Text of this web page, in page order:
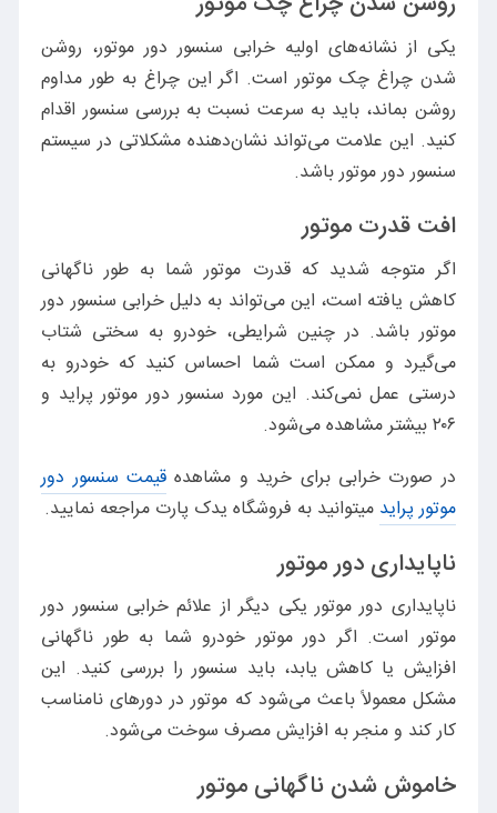
یکی از نشانه‌های اولیه خرابی سنسور دور موتور، روشن
شدن چراغ چک موتور است. اگر این چراغ به طور مداوم
روشن بماند، باید به سرعت نسبت به بررسی سنسور اقدام
کنید. این علامت می‌تواند نشان‌دهنده مشکلاتی در سیستم
سنسور دور موتور باشد.
افت قدرت موتور
اگر متوجه شدید که قدرت موتور شما به طور ناگهانی
کاهش یافته است، این می‌تواند به دلیل خرابی سنسور دور
موتور باشد. در چنین شرایطی، خودرو به سختی شتاب
می‌گیرد و ممکن است شما احساس کنید که خودرو به
درستی عمل نمی‌کند. این مورد سنسور دور موتور پراید و
۲۰۶ بیشتر مشاهده می‌شود.
در صورت خرابی برای خرید و مشاهده قیمت سنسور دور
موتور پراید میتوانید به فروشگاه یدک پارت مراجعه نمایید.
ناپایداری دور موتور
ناپایداری دور موتور یکی دیگر از علائم خرابی سنسور دور
موتور است. اگر دور موتور خودرو شما به طور ناگهانی
افزایش یا کاهش یابد، باید سنسور را بررسی کنید. این
مشکل معمولاً باعث می‌شود که موتور در دورهای نامناسب
کار کند و منجر به افزایش مصرف سوخت می‌شود.
خاموش شدن ناگهانی موتور